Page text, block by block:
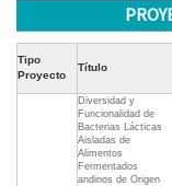
Tipo
Proyecto
Título
Diversidad y
Funcionalidad de
Bacterias Lácticas
Aisladas de
Alimentos
Fermentados
andinos de Origen